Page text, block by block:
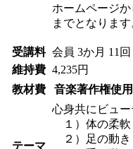
ホームページ
までとなります
受講料 会員 3か月 11回
維持費 4,235円
教材費
音楽著作権使
テーマ
心身共にビュ
１）体の柔軟
２）足の動き